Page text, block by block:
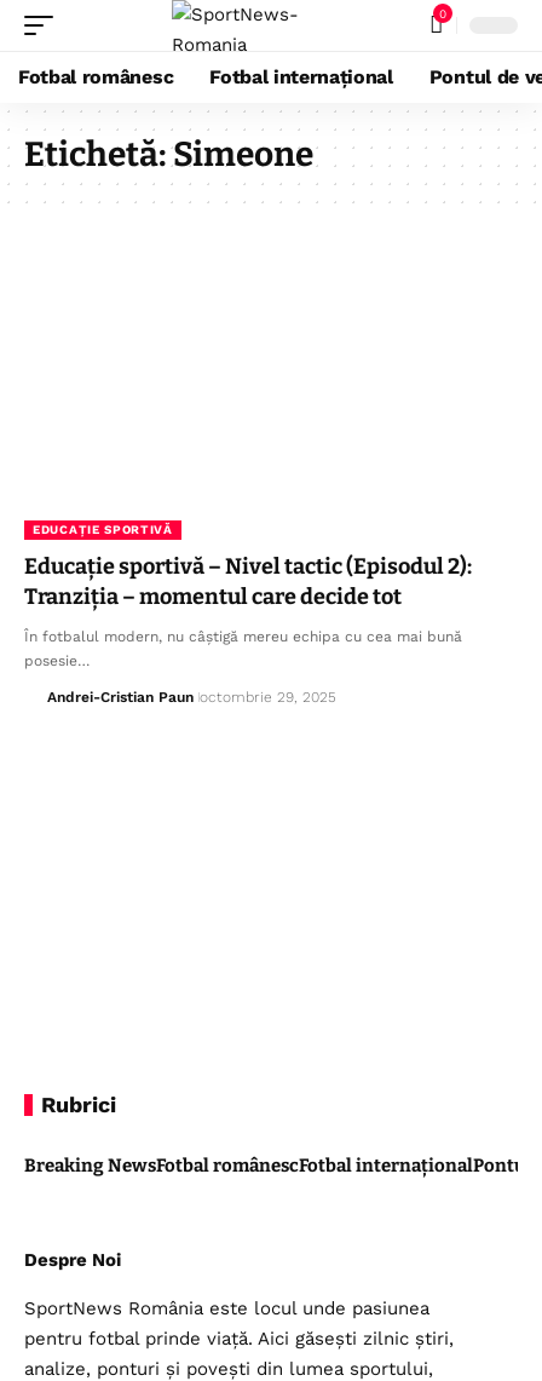
0
Fotbal românesc Fotbal internațional Pontul de
Etichetă:Simeone
EDUCAȚIE SPORTIVĂ
Educație sportivă – Nivel tactic (Episodul 2):
Tranziția – momentul care decide tot
În fotbalul modern, nu câștigă mereu echipa cu cea mai bună
posesie…
Andrei-Cristian Paun octombrie 29, 2025
Rubrici
Breaking NewsFotbal românescFotbal internaționalPontul
Despre Noi
SportNews România este locul unde pasiunea
pentru fotbal prinde viață. Aici găsești zilnic știri,
analize, ponturi și povești din lumea sportului,